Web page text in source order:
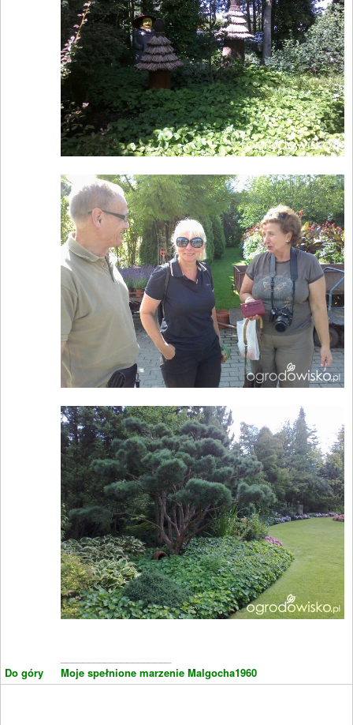
Do góry
Moje spełnione marzenie Malgocha1960